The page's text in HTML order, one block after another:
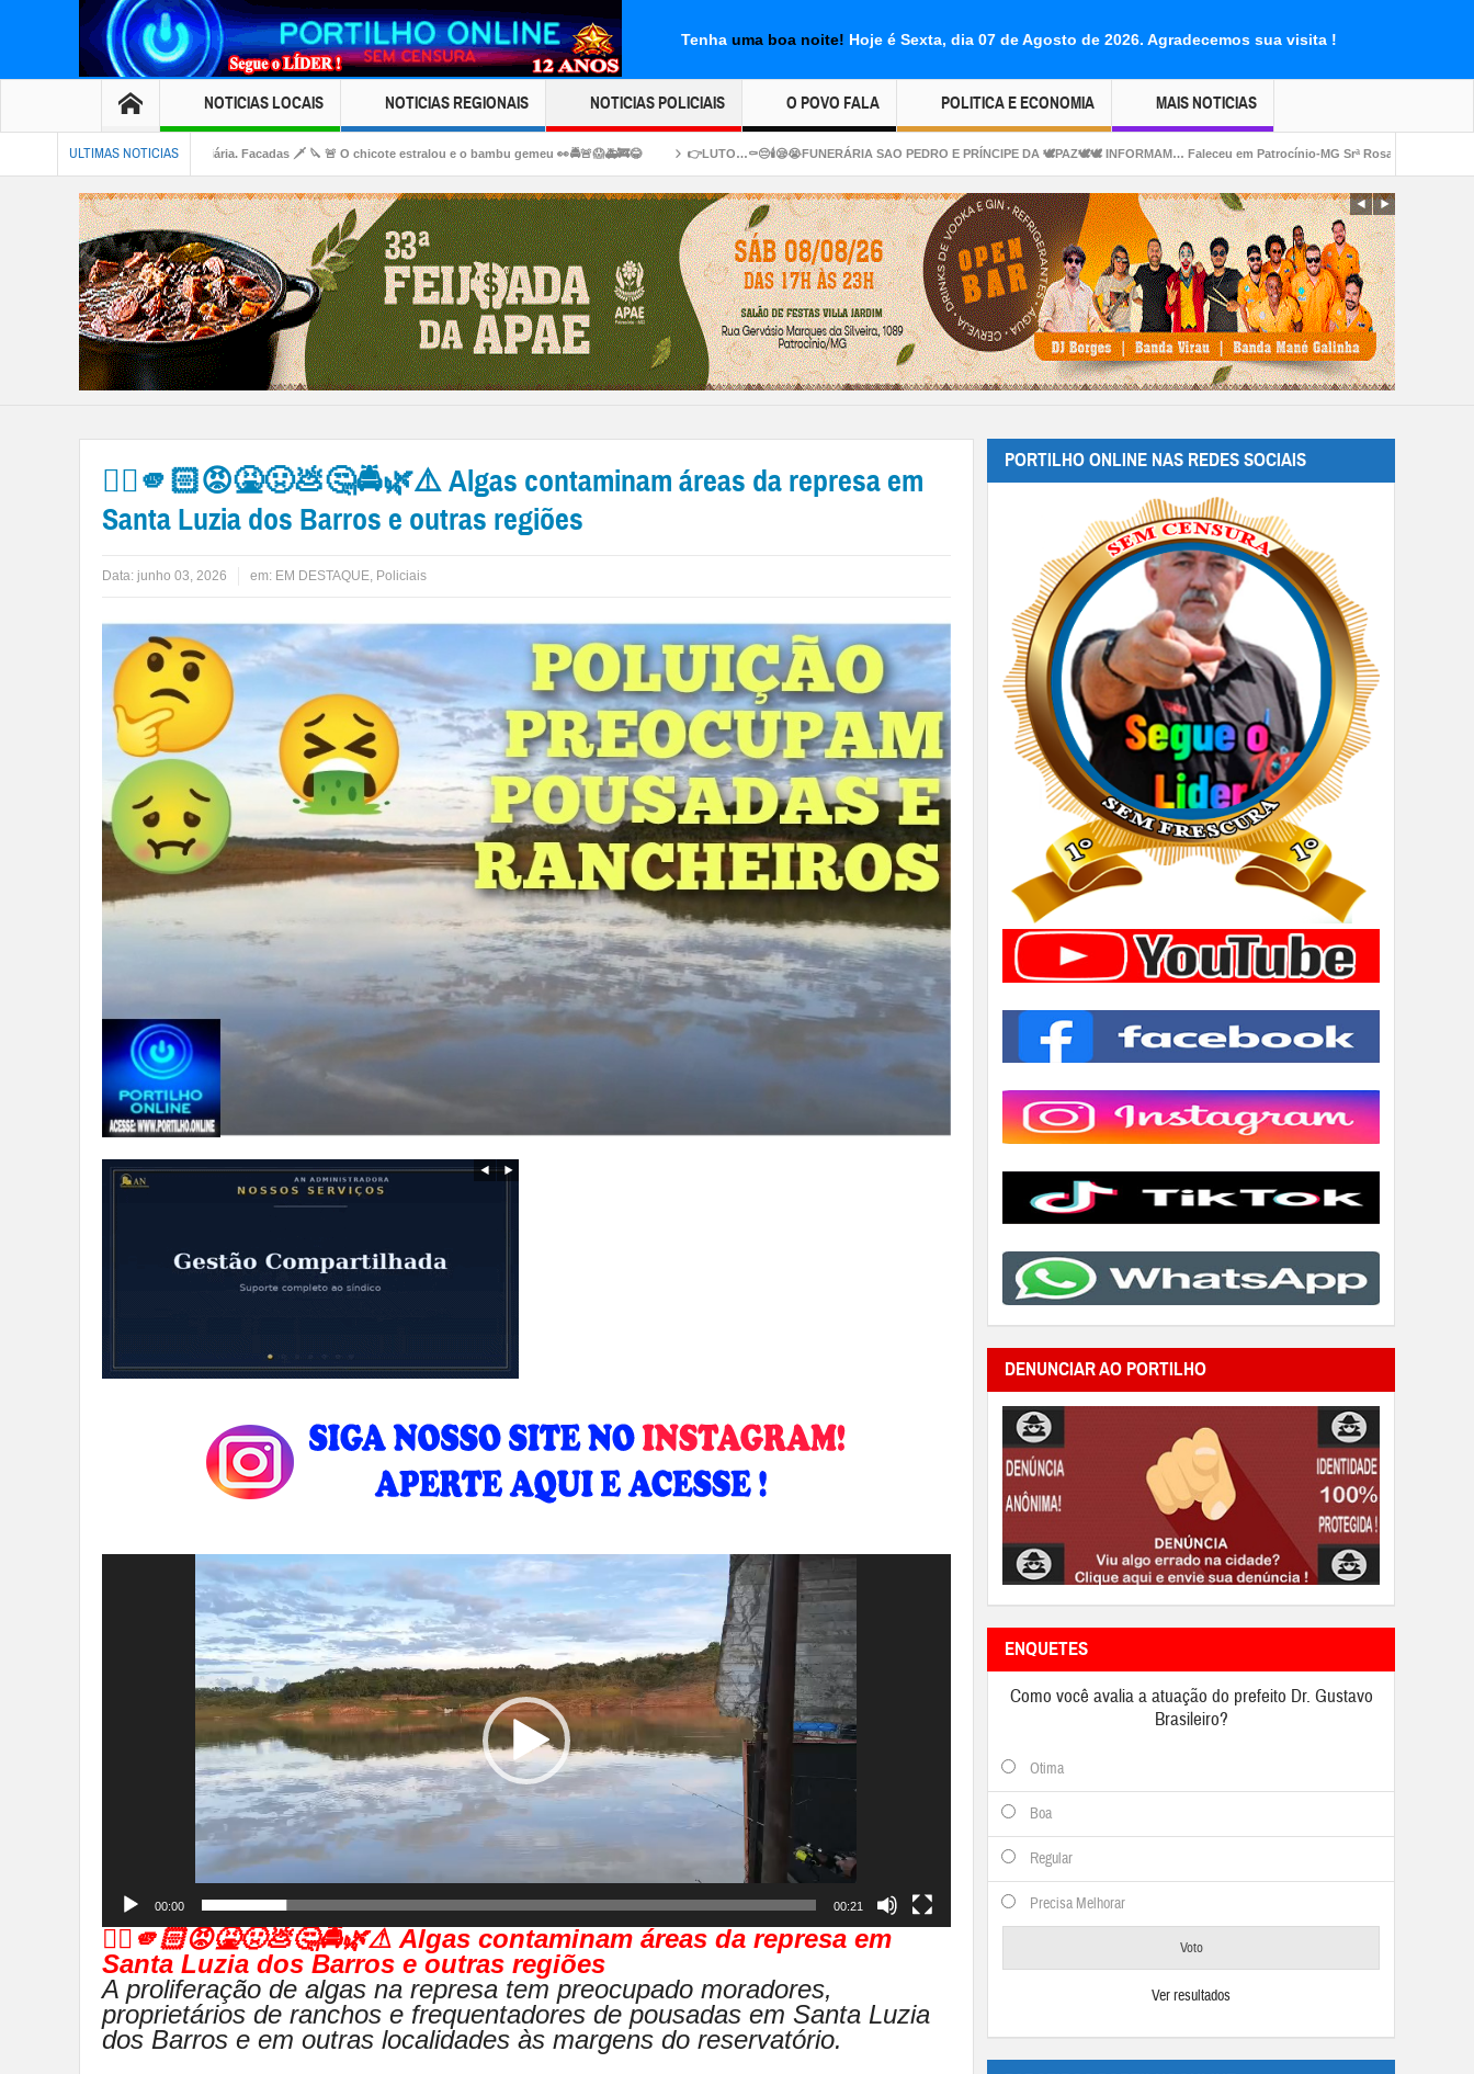
Tenha uma boa noite! Hoje é Sexta, dia 07 de Agosto de 2026. Agradecemos sua visita !
NOTICIAS LOCAIS NOTICIAS REGIONAIS NOTICIAS POLICIAIS O POVO FALA POLITICA E ECONOMIA MAIS NOTICIAS
ULTIMAS NOTICIAS
da rodoviária. Facadas 🗡️ 🔪 🚨 O chicote estralou e o bambu gemeu 👀🚔🚨😱🚑🚒😂 👉LUTO…⚰😔🕯😪😭FUNERÁRIA SAO PEDRO E PRÍNCIPE DA 🕊PAZ🕊🕊 INFORMAM… Faleceu em Patrocínio-MG Srª Rosalina Abadia da Silva (Rosa) aos 77
👉🏻🫵🏻😡🤮🤢💩🤔🚔🌿⚠️ Algas contaminam áreas da represa em
Santa Luzia dos Barros e outras regiões
Data: junho 03, 2026 em: EM DESTAQUE, Policiais
00:00 00:21
👉🏻🫵🏻😡🤮🤢💩🤔🚔🌿⚠ Algas contaminam áreas da represa em
Santa Luzia dos Barros e outras regiões
A proliferação de algas na represa tem preocupado moradores,
proprietários de ranchos e frequentadores de pousadas em Santa Luzia
dos Barros e em outras localidades às margens do reservatório.
PORTILHO ONLINE NAS REDES SOCIAIS
DENUNCIAR AO PORTILHO
ENQUETES
Como você avalia a atuação do prefeito Dr. Gustavo
Brasileiro?
Otima
Boa
Regular
Precisa Melhorar
Ver resultados